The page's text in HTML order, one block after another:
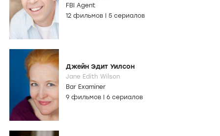
FBI Agent
12 фильмов
5 сериалов
Джейн Эдит Уилсон
Jane Edith Wilson
Bar Examiner
9 фильмов
6 сериалов